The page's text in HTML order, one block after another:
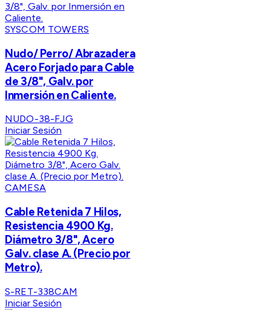
SYSCOM TOWERS
Nudo/ Perro/ Abrazadera
Acero Forjado para Cable
de 3/8", Galv. por
Inmersión en Caliente.
NUDO-38-FJG
Iniciar Sesión
CAMESA
Cable Retenida 7 Hilos,
Resistencia 4900 Kg.
Diámetro 3/8", Acero
Galv. clase A. (Precio por
Metro).
S-RET-338CAM
Iniciar Sesión